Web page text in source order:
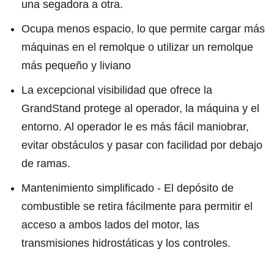
una segadora a otra.
Ocupa menos espacio, lo que permite cargar más
máquinas en el remolque o utilizar un remolque
más pequeño y liviano
La excepcional visibilidad que ofrece la
GrandStand protege al operador, la máquina y el
entorno. Al operador le es más fácil maniobrar,
evitar obstáculos y pasar con facilidad por debajo
de ramas.
Mantenimiento simplificado - El depósito de
combustible se retira fácilmente para permitir el
acceso a ambos lados del motor, las
transmisiones hidrostáticas y los controles.